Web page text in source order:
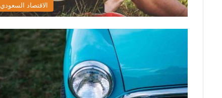
الاقتصاد السعودي